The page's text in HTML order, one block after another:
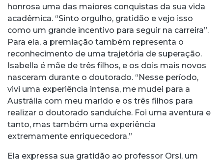
honrosa uma das maiores conquistas da sua vida
acadêmica. “Sinto orgulho, gratidão e vejo isso
como um grande incentivo para seguir na carreira”.
Para ela, a premiação também representa o
reconhecimento de uma trajetória de superação.
Isabella é mãe de três filhos, e os dois mais novos
nasceram durante o doutorado. “Nesse período,
vivi uma experiência intensa, me mudei para a
Austrália com meu marido e os três filhos para
realizar o doutorado sanduíche. Foi uma aventura e
tanto, mas também uma experiência
extremamente enriquecedora.”
Ela expressa sua gratidão ao professor Orsi, um